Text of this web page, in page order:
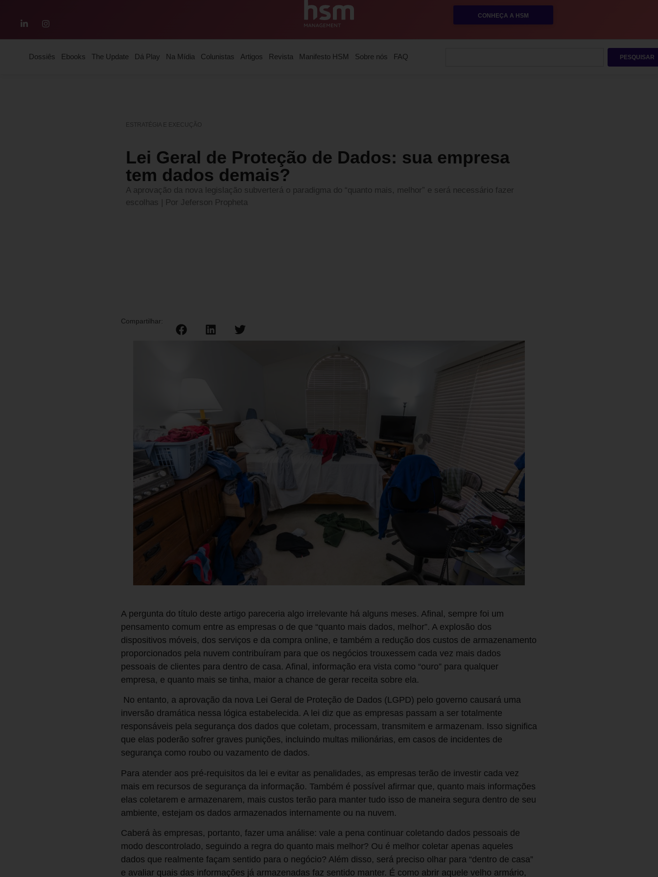
CONHEÇA A HSM
Dossiês Ebooks The Update Dá Play Na Mídia Colunistas Artigos Revista Manifesto HSM Sobre nós FAQ PESQUISAR
ESTRATÉGIA E EXECUÇÃO
Lei Geral de Proteção de Dados: sua empresa
tem dados demais?
A aprovação da nova legislação subverterá o paradigma do “quanto mais, melhor” e será necessário fazer
escolhas | Por Jeferson Propheta
Compartilhar:
A pergunta do título deste artigo pareceria algo irrelevante há alguns meses. Afinal, sempre foi um
pensamento comum entre as empresas o de que “quanto mais dados, melhor”. A explosão dos
dispositivos móveis, dos serviços e da compra online, e também a redução dos custos de armazenamento
proporcionados pela nuvem contribuíram para que os negócios trouxessem cada vez mais dados
pessoais de clientes para dentro de casa. Afinal, informação era vista como “ouro” para qualquer
empresa, e quanto mais se tinha, maior a chance de gerar receita sobre ela.
No entanto, a aprovação da nova Lei Geral de Proteção de Dados (LGPD) pelo governo causará uma
inversão dramática nessa lógica estabelecida. A lei diz que as empresas passam a ser totalmente
responsáveis pela segurança dos dados que coletam, processam, transmitem e armazenam. Isso significa
que elas poderão sofrer graves punições, incluindo multas milionárias, em casos de incidentes de
segurança como roubo ou vazamento de dados.
Para atender aos pré-requisitos da lei e evitar as penalidades, as empresas terão de investir cada vez
mais em recursos de segurança da informação. Também é possível afirmar que, quanto mais informações
elas coletarem e armazenarem, mais custos terão para manter tudo isso de maneira segura dentro de seu
ambiente, estejam os dados armazenados internamente ou na nuvem.
Caberá às empresas, portanto, fazer uma análise: vale a pena continuar coletando dados pessoais de
modo descontrolado, seguindo a regra do quanto mais melhor? Ou é melhor coletar apenas aqueles
dados que realmente façam sentido para o negócio? Além disso, será preciso olhar para “dentro de casa”
e avaliar quais das informações já armazenadas faz sentido manter. É como abrir aquele velho armário,